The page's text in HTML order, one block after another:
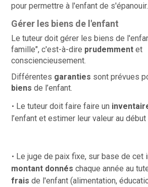
pour permettre à l'enfant de s'épanouir.
Gérer les biens de l'enfant
Le tuteur doit gérer les biens de
famille", c'est-à-dire prudemmentet
consciencieusement.
Différentes garanties sont prévues
biens de l’enfant.
Le tuteur doit faire faire un
l’enfant et estimer leur valeur au
Le juge de paix fixe, sur base de cet
montant donnéschaque année au
frais de l'enfant (alimentation,